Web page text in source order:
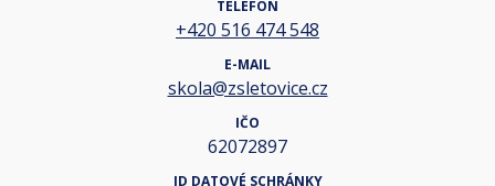
TELEFON
+420 516 474 548
E-MAIL
skola@zsletovice.cz
IČO
62072897
ID DATOVÉ SCHRÁNKY